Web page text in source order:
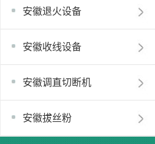
安徽退火设备
安徽收线设备
安徽调直切断机
安徽拔丝粉